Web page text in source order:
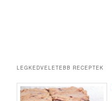
LEGKEDVELETEBB RECEPTEK